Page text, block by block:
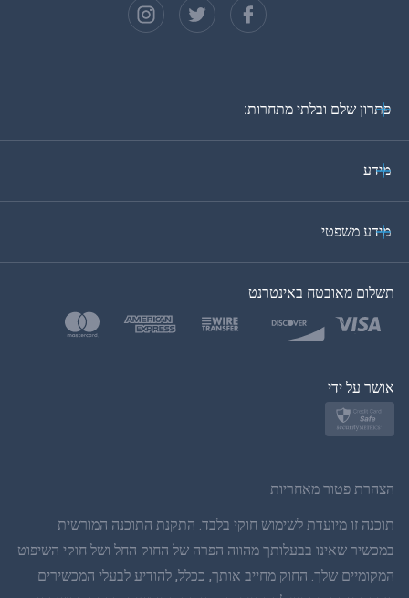
גרמנית
בטורקית
פולנית
תאית
סינית פשוטה
פתרון שלם ובלתי מתחרות:
מידע
מידע משפטי
תשלום מאובטח באינטרנט
אושר על ידי
הצהרת פטור מאחריות
תוכנה זו מיועדת לשימוש חוקי בלבד. התקנת התוכנה המורשית
במכשיר שאינו בבעלותך מהווה הפרה של החוק החל ושל חוקי השיפוט
המקומיים שלך. החוק מחייב אותך, ככלל, להודיע לבעלי המכשירים